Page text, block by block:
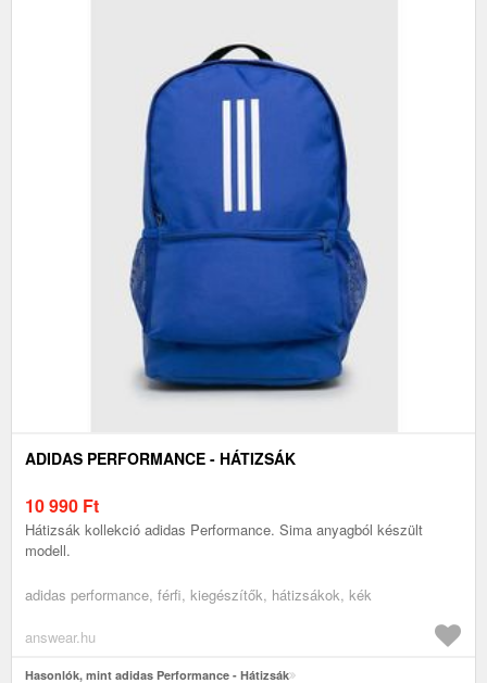
ADIDAS PERFORMANCE - HÁTIZSÁK
10 990 Ft
Hátizsák kollekció adidas Performance. Sima anyagból készült
modell.
adidas performance, férfi, kiegészítők, hátizsákok, kék
answear.hu
Hasonlók, mint adidas Performance - Hátizsák